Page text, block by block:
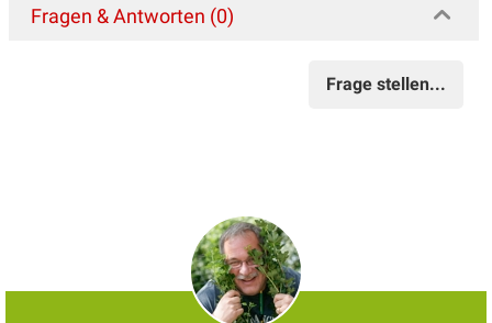
Fragen & Antworten (0)
Frage stellen...